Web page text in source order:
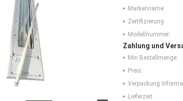
Markenname:
Zertifizierung:
Modellnummer:
Zahlung und
Min Bestellmenge:
Preis:
Verpackung
Lieferzeit: